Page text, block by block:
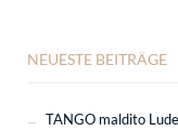
NEUESTE BEITRÄGE
TANGO maldito